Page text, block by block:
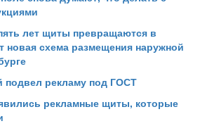
лет щиты превращаются в
новая схема размещения наружной
рекламу под ГОСТ
рекламные щиты, которые